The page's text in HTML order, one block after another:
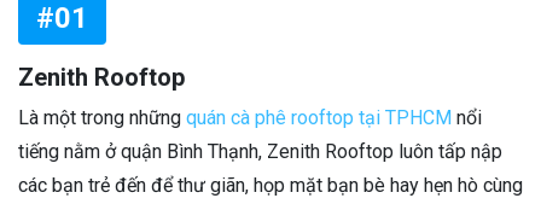
#01
Zenith Rooftop
Là một trong những quán cà phê rooftop tại TPHCM nổi
tiếng nằm ở quận Bình Thạnh, Zenith Rooftop luôn tấp nập
các bạn trẻ đến để thư giãn, họp mặt bạn bè hay hẹn hò cùng